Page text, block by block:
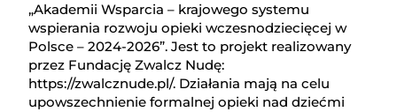
„Akademii Wsparcia – krajowego systemu
wspierania rozwoju opieki wczesnodziecięcej w
Polsce – 2024-2026”. Jest to projekt realizowany
przez Fundację Zwalcz Nudę:
https://zwalcznude.pl/. Działania mają na celu
upowszechnienie formalnej opieki nad dziećmi